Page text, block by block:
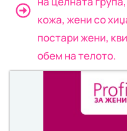
кожа, жени со
постари жени,
обем на телото.